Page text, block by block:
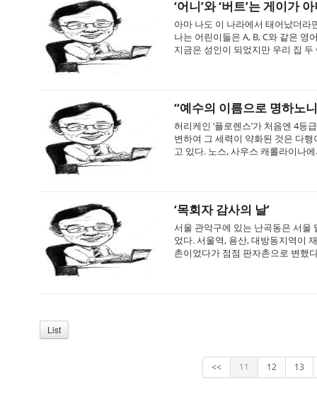
‘어니’와 ‘버트’는 게이가
아마 나도 이 나라에서 태어났더라
나는 어린이들은 A, B, C와 같은 영
지금은 성인이 되었지만 우리 집 두
“예수의 이름으로 명하노
허리케인 ‘플로렌스’가 처음엔 4
변하여 그 세력이 약화된 것은 다
고 있다. 노스, 사우스 캐롤라이나
‘목회자 감사의 날’
서울 관악구에 있는 난곡동은 서울
었다. 서울역, 용산, 대방동지역이
촌이었다가 점점 판자촌으로 변했
List
<< 11 12 13